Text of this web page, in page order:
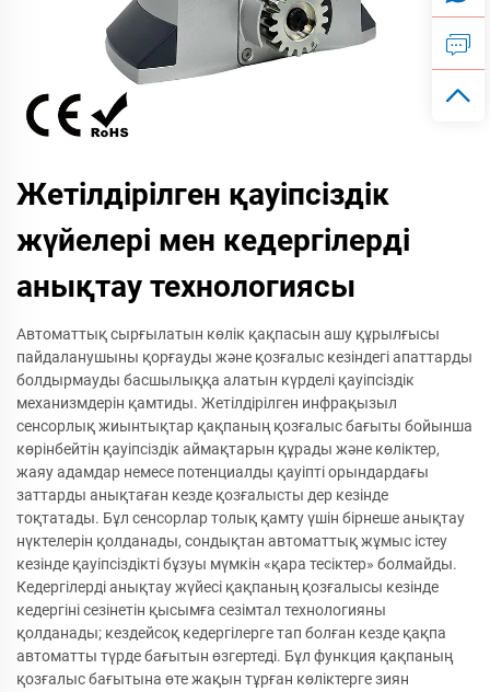
Жетілдірілген қауіпсіздік
жүйелері мен кедергілерді
анықтау технологиясы
Автоматтық сырғылатын көлік қақпасын ашу құрылғысы
пайдаланушыны қорғауды және қозғалыс кезіндегі апаттарды
болдырмауды басшылыққа алатын күрделі қауіпсіздік
механизмдерін қамтиды. Жетілдірілген инфрақызыл
сенсорлық жиынтықтар қақпаның қозғалыс бағыты бойынша
көрінбейтін қауіпсіздік аймақтарын құрады және көліктер,
жаяу адамдар немесе потенциалды қауіпті орындардағы
заттарды анықтаған кезде қозғалысты дер кезінде
тоқтатады. Бұл сенсорлар толық қамту үшін бірнеше анықтау
нүктелерін қолданады, сондықтан автоматтық жұмыс істеу
кезінде қауіпсіздікті бұзуы мүмкін «қара тесіктер» болмайды.
Кедергілерді анықтау жүйесі қақпаның қозғалысы кезінде
кедергіні сезінетін қысымға сезімтал технологияны
қолданады; кездейсоқ кедергілерге тап болған кезде қақпа
автоматты түрде бағытын өзгертеді. Бұл функция қақпаның
қозғалыс бағытына өте жақын тұрған көліктерге зиян